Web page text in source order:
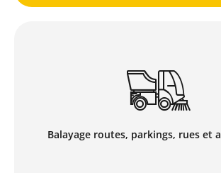
Balayage routes, parkings, rues et
Entreprise de nettoyage, CSP
intervient pour le nettoyage de parking
rues, de routes et autoroutes en
proposer un service de nettoyage